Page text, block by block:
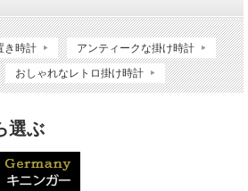
き時計 アンティークな掛け時計
おしゃれなレトロ掛け時計
選ぶ